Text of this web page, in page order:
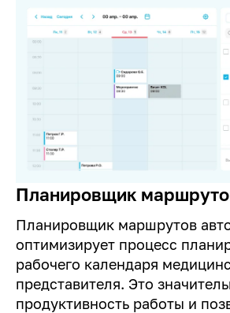
Планировщик
Планировщик маршрутов
оптимизирует процесс
рабочего календаря
представителя. Это
продуктивность работы и